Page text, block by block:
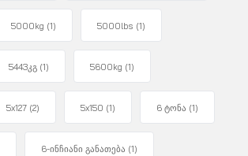
5000kg (1) 5000lbs (1)
5443კგ (1) 5600kg (1)
5x127 (2) 5x150 (1) 6 ტონა (1)
6-ინჩიანი განათება (1)